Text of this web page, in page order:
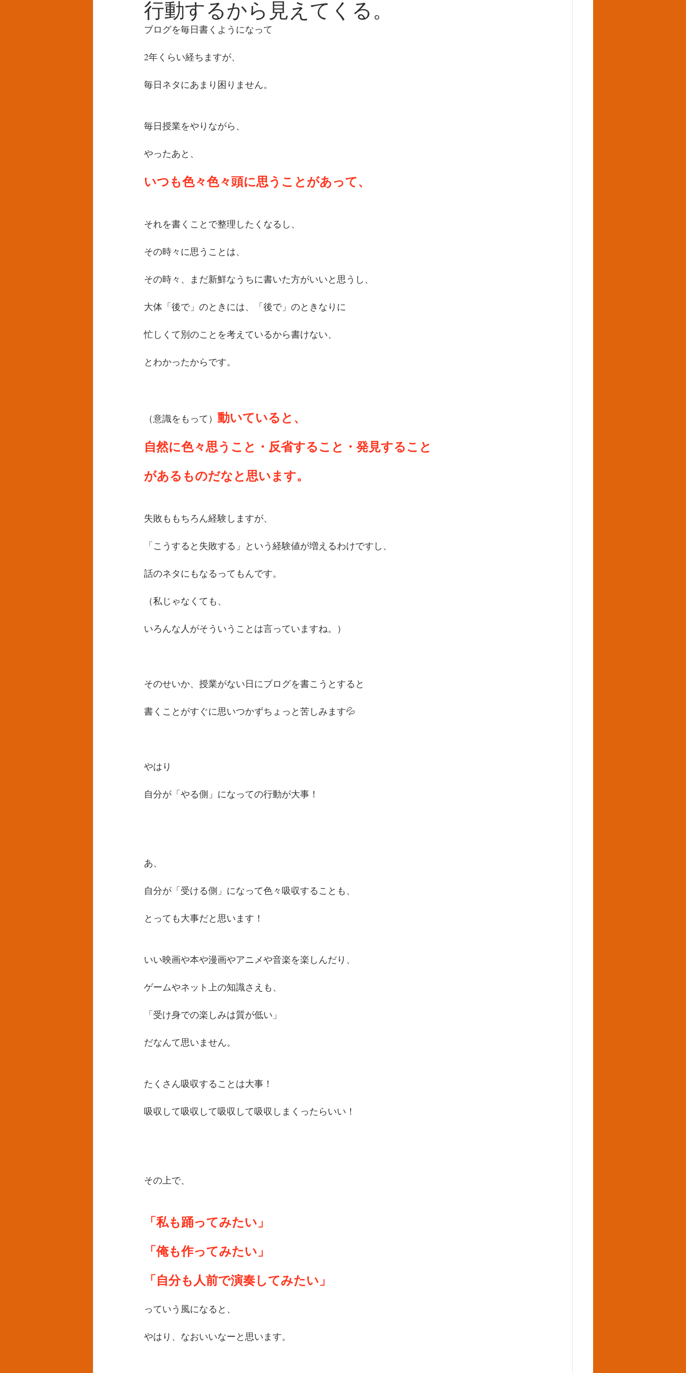
行動するから見えてくる。
ブログを毎日書くようになって
2年くらい経ちますが、
毎日ネタにあまり困りません。
毎日授業をやりながら、
やったあと、
いつも色々色々頭に思うことがあって、
それを書くことで整理したくなるし、
その時々に思うことは、
その時々、まだ新鮮なうちに書いた方がいいと思うし、
大体「後で」のときには、「後で」のときなりに
忙しくて別のことを考えているから書けない、
とわかったからです。
（意識をもって） 動いていると、
自然に色々思うこと・反省すること・発見すること
があるものだなと思います。
失敗ももちろん経験しますが、
「こうすると失敗する」という経験値が増えるわけですし、
話のネタにもなるってもんです。
（私じゃなくても、
いろんな人がそういうことは言っていますね。）
そのせいか、授業がない日にブログを書こうとすると
書くことがすぐに思いつかずちょっと苦しみます💦
やはり
自分が「やる側」になっての行動が大事！
あ、
自分が「受ける側」になって色々吸収することも、
とっても大事だと思います！
いい映画や本や漫画やアニメや音楽を楽しんだり、
ゲームやネット上の知識さえも、
「受け身での楽しみは質が低い」
だなんて思いません。
たくさん吸収することは大事！
吸収して吸収して吸収して吸収しまくったらいい！
その上で、
「私も踊ってみたい」
「俺も作ってみたい」
「自分も人前で演奏してみたい」
っていう風になると、
やはり、なおいいなーと思います。